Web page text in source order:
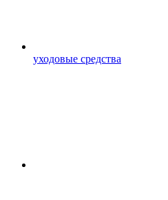
уходовые средства